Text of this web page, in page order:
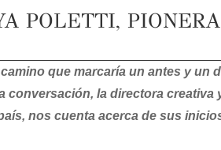
POLETTI,
que marcaría un antes y un
conversación, la directora creativa
nos cuenta acerca de sus